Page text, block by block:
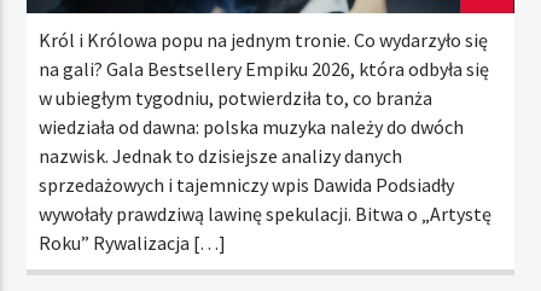
Król i Królowa popu na jednym tronie. Co wydarzyło się
na gali? Gala Bestsellery Empiku 2026, która odbyła się
w ubiegłym tygodniu, potwierdziła to, co branża
wiedziała od dawna: polska muzyka należy do dwóch
nazwisk. Jednak to dzisiejsze analizy danych
sprzedażowych i tajemniczy wpis Dawida Podsiadły
wywołały prawdziwą lawinę spekulacji. Bitwa o „Artystę
Roku” Rywalizacja […]